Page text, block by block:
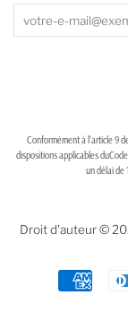
Conformément à l'article 9
dispositions applicables
un délai de
Droit d'auteur ©